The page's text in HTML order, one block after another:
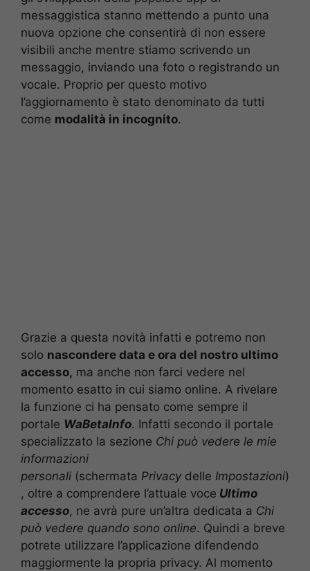
messaggistica stanno mettendo a punto una
nuova opzione che consentirà di non essere
visibili anche mentre stiamo scrivendo un
messaggio, inviando una foto o registrando un
vocale. Proprio per questo motivo
l’aggiornamento è stato denominato da tutti
come modalità in incognito.
Grazie a questa novità infatti e potremo non
solo nascondere data e ora del nostro ultimo
accesso, ma anche non farci vedere nel
momento esatto in cui siamo online. A rivelare
la funzione ci ha pensato come sempre il
portale WaBetaInfo. Infatti secondo il portale
specializzato la sezione Chi può vedere le mie
informazioni
personali (schermata Privacy delle Impostazioni)
, oltre a comprendere l’attuale voce Ultimo
accesso, ne avrà pure un’altra dedicata a Chi
può vedere quando sono online. Quindi a breve
potrete utilizzare l’applicazione difendendo
maggiormente la propria privacy. Al momento